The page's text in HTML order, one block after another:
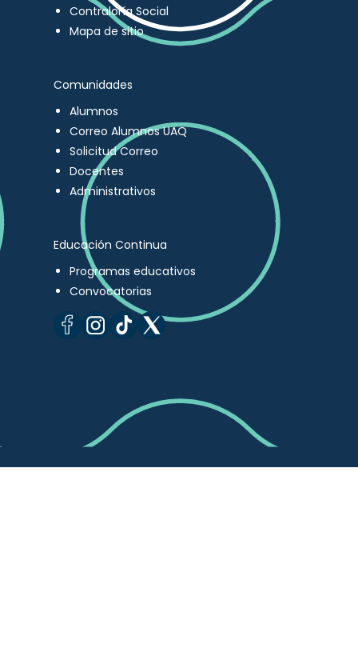
Contraloría Social
Mapa de sitio
Comunidades
Alumnos
Correo Alumnos UAQ
Solicitud Correo
Docentes
Administrativos
Educación Continua
Programas educativos
Convocatorias